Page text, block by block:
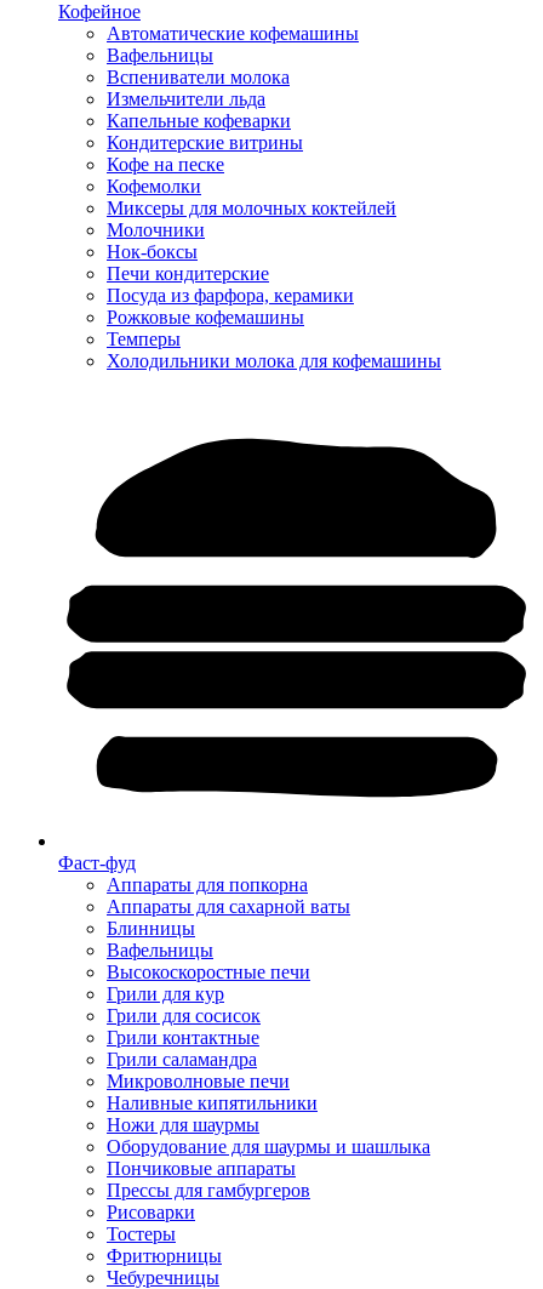
Кофейное
Автоматические кофемашины
Вафельницы
Вспениватели молока
Измельчители льда
Капельные кофеварки
Кондитерские витрины
Кофе на песке
Кофемолки
Миксеры для молочных коктейлей
Молочники
Нок-боксы
Печи кондитерские
Посуда из фарфора, керамики
Рожковые кофемашины
Темперы
Холодильники молока для кофемашины
Фаст-фуд
Аппараты для попкорна
Аппараты для сахарной ваты
Блинницы
Вафельницы
Высокоскоростные печи
Грили для кур
Грили для сосисок
Грили контактные
Грили саламандра
Микроволновые печи
Наливные кипятильники
Ножи для шаурмы
Оборудование для шаурмы и шашлыка
Пончиковые аппараты
Прессы для гамбургеров
Рисоварки
Тостеры
Фритюрницы
Чебуречницы